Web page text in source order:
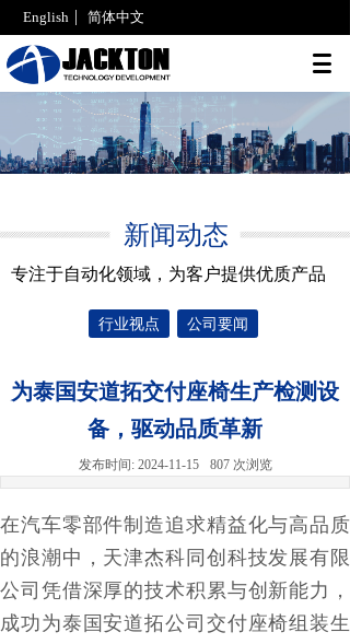
邮箱登录
English 简体中文
为泰国安道拓交付座椅生产检测设
备，驱动品质革新
发布时间: 2024-11-15 807 次浏览
在汽车零部件制造追求精益化与高品质
的浪潮中，天津杰科同创科技发展有限
公司凭借深厚的技术积累与创新能力，
成功为泰国安道拓公司交付座椅组装生
新闻动态
专注于自动化领域，为客户提供优质产品
行业视点 公司要闻